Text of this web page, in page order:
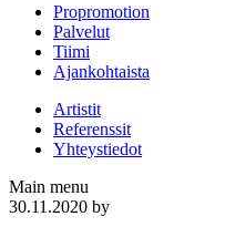
Propromotion
Palvelut
Tiimi
Ajankohtaista
Artistit
Referenssit
Yhteystiedot
Main menu
30.11.2020 by